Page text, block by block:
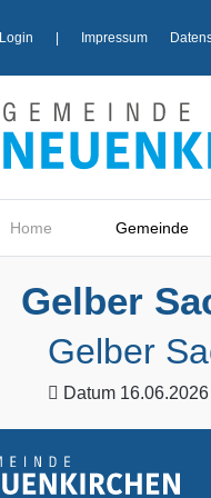
Login Impressum
Home Gemeinde
Gelber
Gelber
Datum 16.06.2026